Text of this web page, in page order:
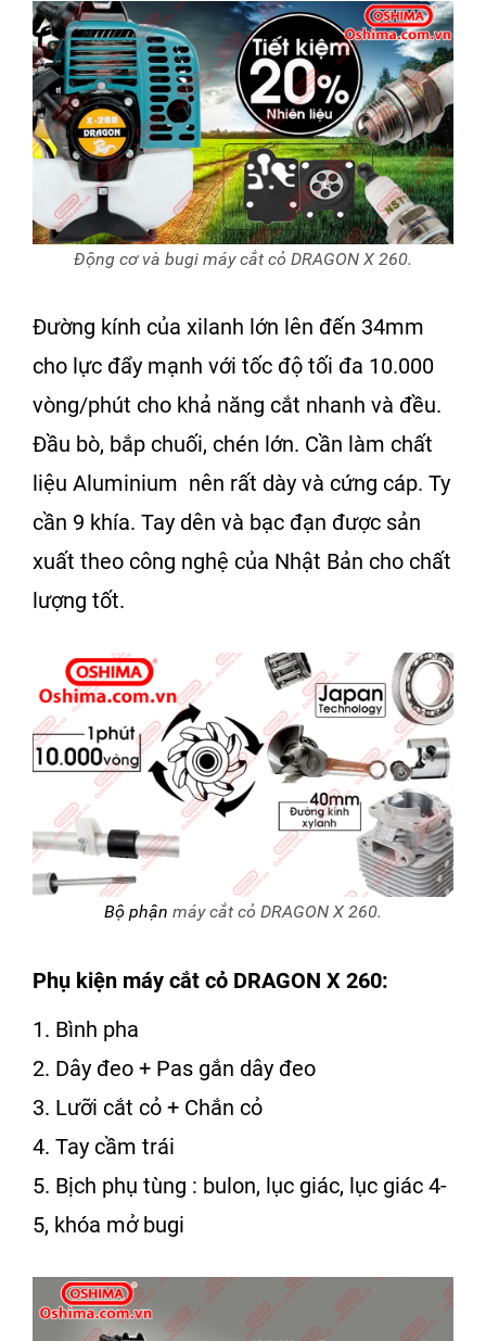
Động cơ và bugi máy cắt cỏ DRAGON X 260.
Đường kính của xilanh lớn lên đến 34mm
cho lực đẩy mạnh với tốc độ tối đa 10.000
vòng/phút cho khả năng cắt nhanh và đều.
Đầu bò, bắp chuối, chén lớn. Cần làm chất
liệu Aluminium nên rất dày và cứng cáp. Ty
cần 9 khía. Tay dên và bạc đạn được sản
xuất theo công nghệ của Nhật Bản cho chất
lượng tốt.
Bộ phận máy cắt cỏ DRAGON X 260.
Phụ kiện máy cắt cỏ DRAGON X 260:
1. Bình pha
2. Dây đeo + Pas gắn dây đeo
3. Lưỡi cắt cỏ + Chắn cỏ
4. Tay cầm trái
5. Bịch phụ tùng : bulon, lục giác, lục giác 4-
5, khóa mở bugi